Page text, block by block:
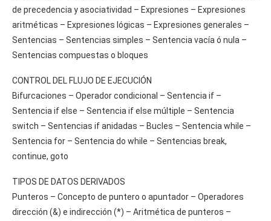
de precedencia y asociatividad – Expresiones – Expresiones
aritméticas – Expresiones lógicas – Expresiones generales –
Sentencias – Sentencias simples – Sentencia vacía ó nula –
Sentencias compuestas o bloques
CONTROL DEL FLUJO DE EJECUCIÓN
Bifurcaciones – Operador condicional – Sentencia if –
Sentencia if else – Sentencia if else múltiple – Sentencia
switch – Sentencias if anidadas – Bucles – Sentencia while –
Sentencia for – Sentencia do while – Sentencias break,
continue, goto
TIPOS DE DATOS DERIVADOS
Punteros – Concepto de puntero o apuntador – Operadores
dirección (&) e indirección (*) – Aritmética de punteros –